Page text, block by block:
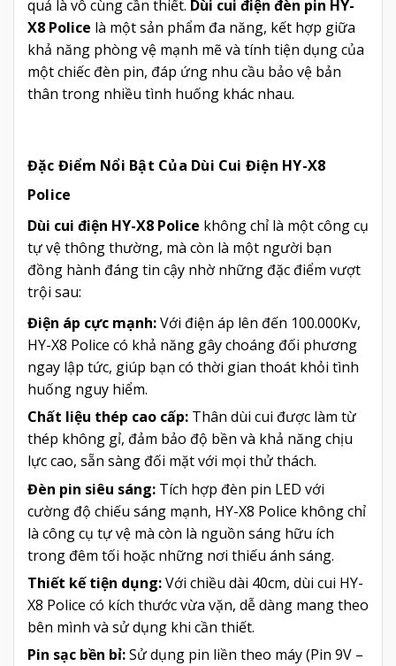
quả là vô cùng cần thiết. Dùi cui điện đèn pin HY-
X8 Police là một sản phẩm đa năng, kết hợp giữa
khả năng phòng vệ mạnh mẽ và tính tiện dụng của
một chiếc đèn pin, đáp ứng nhu cầu bảo vệ bản
thân trong nhiều tình huống khác nhau.
Đặc Điểm Nổi Bật Của Dùi Cui Điện HY-X8
Police
Dùi cui điện HY-X8 Police không chỉ là một công cụ
tự vệ thông thường, mà còn là một người bạn
đồng hành đáng tin cậy nhờ những đặc điểm vượt
trội sau:
Điện áp cực mạnh:Với điện áp lên đến 100.000Kv,
HY-X8 Police có khả năng gây choáng đối phương
ngay lập tức, giúp bạn có thời gian thoát khỏi tình
huống nguy hiểm.
Chất liệu thép cao cấp: Thân dùi cui được làm từ
thép không gỉ, đảm bảo độ bền và khả năng chịu
lực cao, sẵn sàng đối mặt với mọi thử thách.
Đèn pin siêu sáng: Tích hợp đèn pin LED với
cường độ chiếu sáng mạnh, HY-X8 Police không chỉ
là công cụ tự vệ mà còn là nguồn sáng hữu ích
trong đêm tối hoặc những nơi thiếu ánh sáng.
Thiết kế tiện dụng:Với chiều dài 40cm, dùi cui HY-
X8 Police có kích thước vừa vặn, dễ dàng mang theo
bên mình và sử dụng khi cần thiết.
Pin sạc bền bỉ:Sử dụng pin liền theo máy (Pin 9V –